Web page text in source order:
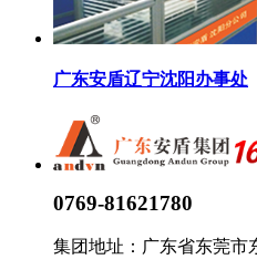
广东安盾辽宁沈阳办事处
0769-81621780
集团地址：广东省东莞市